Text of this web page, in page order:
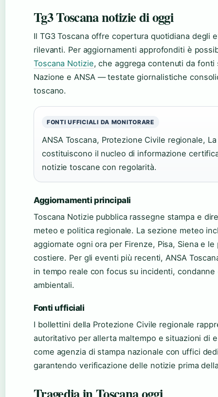
Tg3 Toscana notizie di oggi
Il TG3 Toscana offre copertura quotidiana degli
rilevanti. Per aggiornamenti approfonditi è
Toscana Notizie, che aggrega contenuti da fonti
Nazione e ANSA — testate giornalistiche
toscano.
FONTI UFFICIALI DA MONITORARE
ANSA Toscana, Protezione Civile regionale,
costituiscono il nucleo di informazione
notizie toscane con regolarità.
Aggiornamenti principali
Toscana Notizie pubblica rassegne stampa e
meteo e politica regionale. La sezione meteo
aggiornate ogni ora per Firenze, Pisa, Siena e
costiere. Per gli eventi più recenti, ANSA
in tempo reale con focus su incidenti,
ambientali.
Fonti ufficiali
I bollettini della Protezione Civile regionale
autoritativo per allerta maltempo e situazioni di
come agenzia di stampa nazionale con uffici
garantendo verificazione delle notizie prima
Tragedia in Toscana oggi